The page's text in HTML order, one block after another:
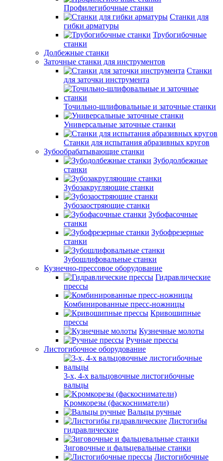
Профилегибочные станки
Станки для
гибки арматуры
Трубогибочные
станки
Долбежные станки
Заточные станки для инструментов
Станки
для заточки инструмента
Точильно-шлифовальные и заточные станки
Универсальные заточные станки
Станки для испытания абразивных кругов
Зубообрабатывающие станки
Зубодолбежные
станки
Зубозакругляющие станки
Зубозаостряющие станки
Зубофасочные
станки
Зубофрезерные
станки
Зубошлифовальные станки
Кузнечно-прессовое оборудование
Гидравлические
прессы
Комбинированные пресс-ножницы
Кривошипные
прессы
Кузнечные молоты
Ручные прессы
Листогибочное оборудование
3-х, 4-х вальцовочные листогибочные
вальцы
Kромкорезы (фаскосниматели)
Вальцы ручные
Листогибы
гидравлические
Зиговочные и фальцевальные станки
Листогибочные